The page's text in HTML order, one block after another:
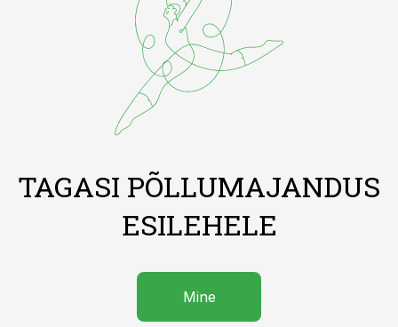
TAGASI PÕLLUMAJANDUS
ESILEHELE
Mine